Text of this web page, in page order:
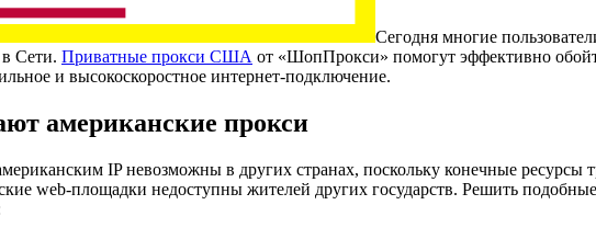
Сегодня многие
Сети. Приватные прокси США от «ШопПрокси» помогут эффективно
и высокоскоростное интернет-подключение.
американские прокси
IP невозможны в других странах, поскольку конечные ресурсы
web-площадки недоступны жителей других государств. Решить